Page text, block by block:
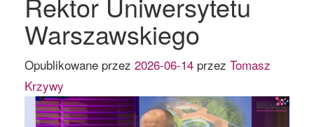
Warszawskiego
Opublikowane przez 2026-06-14 przez Tomasz
Krzywy